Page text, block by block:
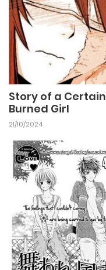
Story of a Certain
Burned Girl
21/10/2024